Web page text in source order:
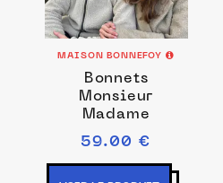
MAISON BONNEFOY
Bonnets
Monsieur
Madame
59.00 €